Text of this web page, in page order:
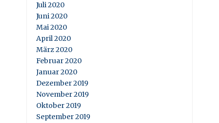
Juli 2020
Juni 2020
Mai 2020
April 2020
März 2020
Februar 2020
Januar 2020
Dezember 2019
November 2019
Oktober 2019
September 2019